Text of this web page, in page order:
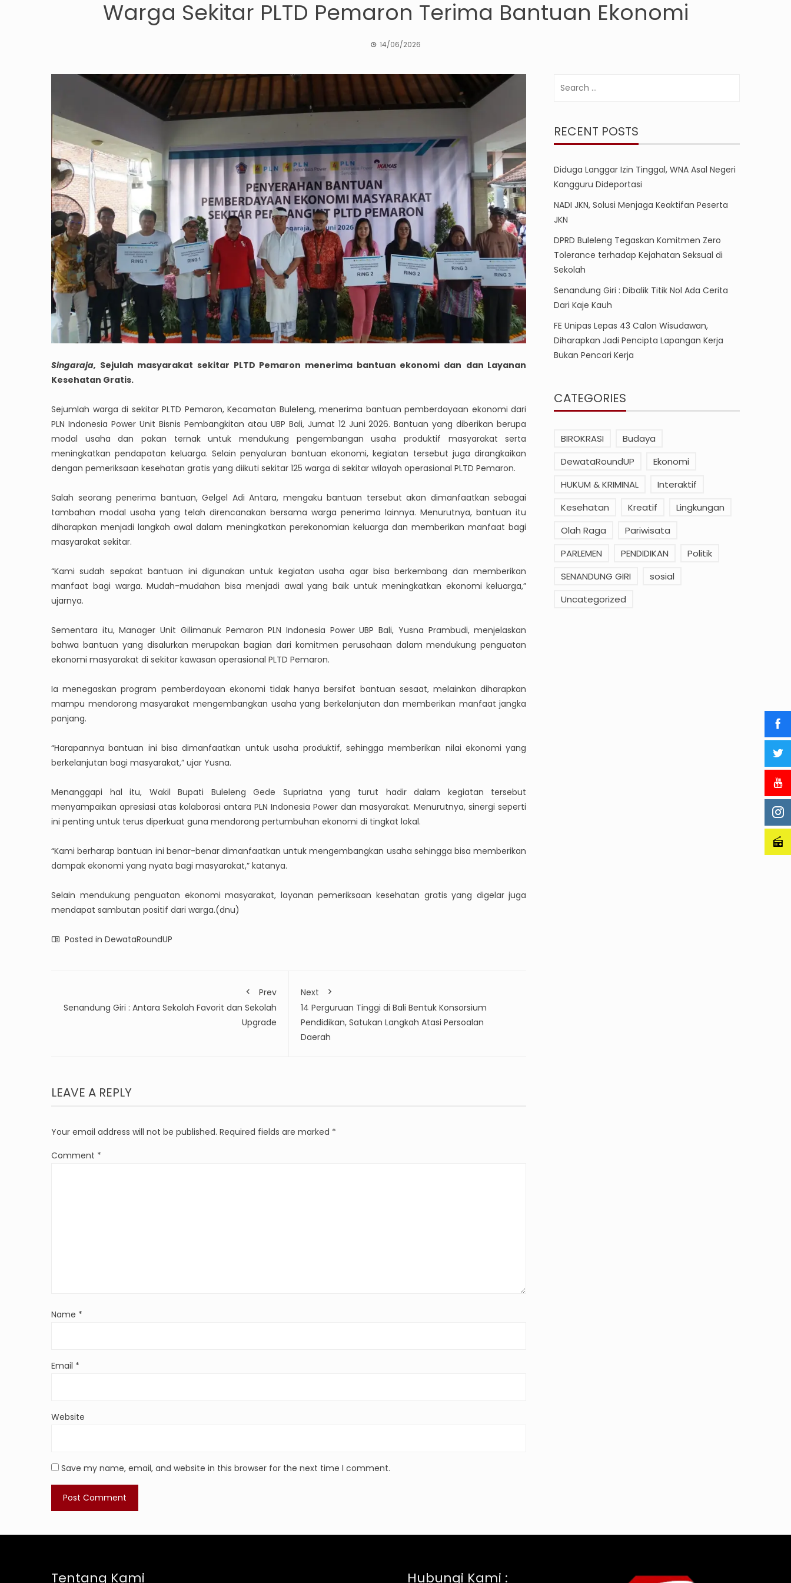
Warga Sekitar PLTD Pemaron Terima Bantuan Ekonomi
14/06/2026
Singaraja, Sejulah masyarakat sekitar PLTD Pemaron menerima bantuan ekonomi dan dan Layanan
Kesehatan Gratis.
Sejumlah warga di sekitar PLTD Pemaron, Kecamatan Buleleng, menerima bantuan pemberdayaan ekonomi dari
PLN Indonesia Power Unit Bisnis Pembangkitan atau UBP Bali, Jumat 12 Juni 2026. Bantuan yang diberikan berupa
modal usaha dan pakan ternak untuk mendukung pengembangan usaha produktif masyarakat serta
meningkatkan pendapatan keluarga. Selain penyaluran bantuan ekonomi, kegiatan tersebut juga dirangkaikan
dengan pemeriksaan kesehatan gratis yang diikuti sekitar 125 warga di sekitar wilayah operasional PLTD Pemaron.
Salah seorang penerima bantuan, Gelgel Adi Antara, mengaku bantuan tersebut akan dimanfaatkan sebagai
tambahan modal usaha yang telah direncanakan bersama warga penerima lainnya. Menurutnya, bantuan itu
diharapkan menjadi langkah awal dalam meningkatkan perekonomian keluarga dan memberikan manfaat bagi
masyarakat sekitar.
“Kami sudah sepakat bantuan ini digunakan untuk kegiatan usaha agar bisa berkembang dan memberikan
manfaat bagi warga. Mudah-mudahan bisa menjadi awal yang baik untuk meningkatkan ekonomi keluarga,”
ujarnya.
Sementara itu, Manager Unit Gilimanuk Pemaron PLN Indonesia Power UBP Bali, Yusna Prambudi, menjelaskan
bahwa bantuan yang disalurkan merupakan bagian dari komitmen perusahaan dalam mendukung penguatan
ekonomi masyarakat di sekitar kawasan operasional PLTD Pemaron.
Ia menegaskan program pemberdayaan ekonomi tidak hanya bersifat bantuan sesaat, melainkan diharapkan
mampu mendorong masyarakat mengembangkan usaha yang berkelanjutan dan memberikan manfaat jangka
panjang.
“Harapannya bantuan ini bisa dimanfaatkan untuk usaha produktif, sehingga memberikan nilai ekonomi yang
berkelanjutan bagi masyarakat,” ujar Yusna.
Menanggapi hal itu, Wakil Bupati Buleleng Gede Supriatna yang turut hadir dalam kegiatan tersebut
menyampaikan apresiasi atas kolaborasi antara PLN Indonesia Power dan masyarakat. Menurutnya, sinergi seperti
ini penting untuk terus diperkuat guna mendorong pertumbuhan ekonomi di tingkat lokal.
“Kami berharap bantuan ini benar-benar dimanfaatkan untuk mengembangkan usaha sehingga bisa memberikan
dampak ekonomi yang nyata bagi masyarakat,” katanya.
Selain mendukung penguatan ekonomi masyarakat, layanan pemeriksaan kesehatan gratis yang digelar juga
mendapat sambutan positif dari warga.(dnu)
Posted in DewataRoundUP
Prev
Senandung Giri : Antara Sekolah Favorit dan Sekolah
Upgrade
Next
14 Perguruan Tinggi di Bali Bentuk Konsorsium
Pendidikan, Satukan Langkah Atasi Persoalan
Daerah
LEAVE A REPLY
Your email address will not be published. Required fields are marked *
Comment *
Name *
Email *
Website
Save my name, email, and website in this browser for the next time I comment.
RECENT POSTS
Diduga Langgar Izin Tinggal, WNA Asal Negeri
Kangguru Dideportasi
NADI JKN, Solusi Menjaga Keaktifan Peserta
JKN
DPRD Buleleng Tegaskan Komitmen Zero
Tolerance terhadap Kejahatan Seksual di
Sekolah
Senandung Giri : Dibalik Titik Nol Ada Cerita
Dari Kaje Kauh
FE Unipas Lepas 43 Calon Wisudawan,
Diharapkan Jadi Pencipta Lapangan Kerja
Bukan Pencari Kerja
CATEGORIES
BIROKRASI
Budaya
DewataRoundUP
Ekonomi
HUKUM & KRIMINAL
Interaktif
Kesehatan
Kreatif
Lingkungan
Olah Raga
Pariwisata
PARLEMEN
PENDIDIKAN
Politik
SENANDUNG GIRI
sosial
Uncategorized
Tentang Kami Hubungi Kami :